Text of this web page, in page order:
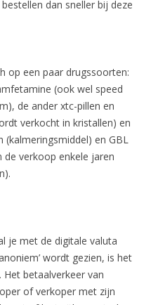
dan sneller bij deze
op een paar drugssoorten:
(ook wel speed
de ander xtc-pillen en
verkocht in kristallen) en
en GBL
de verkoop enkele jaren
je met de digitale valuta
wordt gezien, is het
betaalverkeer van
of verkoper met zijn